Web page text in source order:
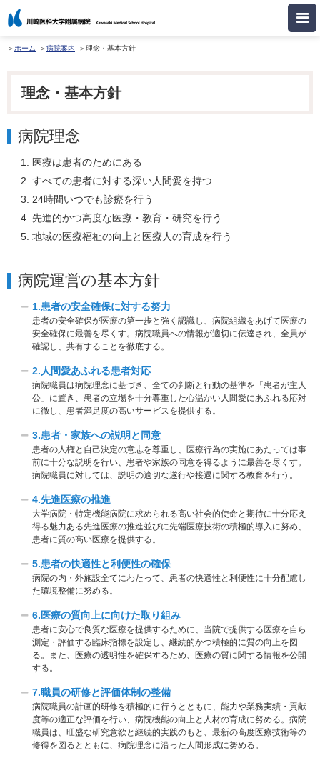
ホーム 病院案内 理念・基本方針
理念・基本方針
病院理念
医療は患者のためにある
すべての患者に対する深い人間愛を持つ
24時間いつでも診療を行う
先進的かつ高度な医療・教育・研究を行う
地域の医療福祉の向上と医療人の育成を行う
病院運営の基本方針
1.患者の安全確保に対する努力
患者の安全確保が医療の第一歩と強く認識し、病院組織をあげて医療の
安全確保に最善を尽くす。病院職員への情報が適切に伝達され、全員が
確認し、共有することを徹底する。
2.人間愛あふれる患者対応
病院職員は病院理念に基づき、全ての判断と行動の基準を「患者が主人
公」に置き、患者の立場を十分尊重した心温かい人間愛にあふれる応対
に徹し、患者満足度の高いサービスを提供する。
3.患者・家族への説明と同意
患者の人権と自己決定の意志を尊重し、医療行為の実施にあたっては事
前に十分な説明を行い、患者や家族の同意を得るように最善を尽くす。
病院職員に対しては、説明の適切な遂行や接遇に関する教育を行う。
4.先進医療の推進
大学病院・特定機能病院に求められる高い社会的使命と期待に十分応え
得る魅力ある先進医療の推進並びに先端医療技術の積極的導入に努め、
患者に質の高い医療を提供する。
5.患者の快適性と利便性の確保
病院の内・外施設全てにわたって、患者の快適性と利便性に十分配慮し
た環境整備に努める。
6.医療の質向上に向けた取り組み
患者に安心で良質な医療を提供するために、当院で提供する医療を自ら
測定・評価する臨床指標を設定し、継続的かつ積極的に質の向上を図
る。また、医療の透明性を確保するため、医療の質に関する情報を公開
する。
7.職員の研修と評価体制の整備
病院職員の計画的研修を積極的に行うとともに、能力や業務実績・貢献
度等の適正な評価を行い、病院機能の向上と人材の育成に努める。病院
職員は、旺盛な研究意欲と継続的実践のもと、最新の高度医療技術等の
修得を図るとともに、病院理念に沿った人間形成に努める。